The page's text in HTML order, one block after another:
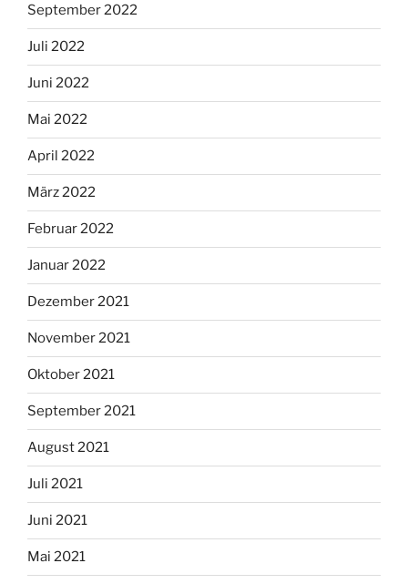
September 2022
Juli 2022
Juni 2022
Mai 2022
April 2022
März 2022
Februar 2022
Januar 2022
Dezember 2021
November 2021
Oktober 2021
September 2021
August 2021
Juli 2021
Juni 2021
Mai 2021